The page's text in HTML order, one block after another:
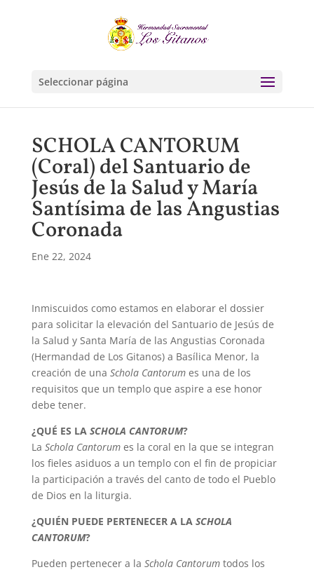
Seleccionar página
SCHOLA CANTORUM
(Coral) del Santuario de
Jesús de la Salud y María
Santísima de las Angustias
Coronada
Ene 22, 2024
Inmiscuidos como estamos en elaborar el dossier
para solicitar la elevación del Santuario de Jesús de
la Salud y Santa María de las Angustias Coronada
(Hermandad de Los Gitanos) a Basílica Menor, la
creación de una Schola Cantorumes una de los
requisitos que un templo que aspire a ese honor
debe tener.
¿QUÉ ES LA SCHOLA CANTORUM?
La Schola Cantorumes la coral en la que se integran
los fieles asiduos a un templo con el fin de propiciar
la participación a través del canto de todo el Pueblo
de Dios en la liturgia.
¿QUIÉN PUEDE PERTENECER A LASCHOLA
CANTORUM?
Pueden pertenecer a la Schola Cantorumtodos los